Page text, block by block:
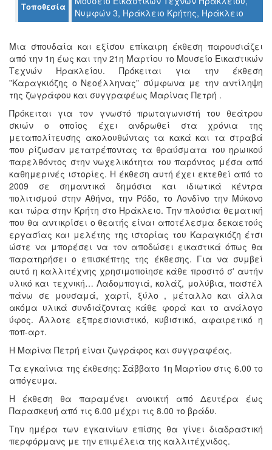
ΜΑΣ
ΔΗΜΟΣ
ΑΝΘΕΚΤΙΚΗ
ΠΟΛΗ
Τοποθεσία
Νυμφών 3, Ηράκλειο Κρήτης, Ηράκλειο
Μια σπουδαία και εξίσου επίκαιρη έκθεση παρουσιάζει
από την 1η έως και την 21η Μαρτίου το Μουσείο Εικαστικών
Τεχνών Ηρακλείου. Πρόκειται για την έκθεση
”Καραγκιόζης ο Νεοέλληνας” σύμφωνα με την αντίληψη
της ζωγράφου και συγγραφέως Μαρίνας Πετρή .
Πρόκειται για τον γνωστό πρωταγωνιστή του θεάτρου
σκιών ο οποίος έχει ανδρωθεί στα χρόνια της
μεταπολίτευσης ακολουθώντας τα κακά και τα στραβά
που ρίζωσαν μετατρέποντας τα θραύσματα του ηρωικού
παρελθόντος στην νωχελικότητα του παρόντος μέσα από
καθημερινές ιστορίες. Η έκθεση αυτή έχει εκτεθεί από το
2009 σε σημαντικά δημόσια και ιδιωτικά κέντρα
πολιτισμού στην Αθήνα, την Ρόδο, το Λονδίνο την Μύκονο
και τώρα στην Κρήτη στο Ηράκλειο. Την πλούσια θεματική
που θα αντικρίσει ο θεατής είναι αποτέλεσμα δεκαετούς
εργασίας και μελέτης της ιστορίας του Καραγκιόζη έτσι
ώστε να μπορέσει να τον αποδώσει εικαστικά όπως θα
παρατηρήσει ο επισκέπτης της έκθεσης. Για να συμβεί
αυτό η καλλιτέχνης χρησιμοποίησε κάθε προσιτό σʼ αυτήν
υλικό και τεχνική… Λαδομπογιά, κολάζ, μολύβια, παστέλ
πάνω σε μουσαμά, χαρτί, ξύλο , μέταλλο και άλλα
ακόμα υλικά συνδιάζοντας κάθε φορά και το ανάλογο
ύφος. Άλλοτε εξπρεσιονιστικό, κυβιστικό, αφαιρετικό η
ποπ-αρτ.
Η Μαρίνα Πετρή είναι ζωγράφος και συγγραφέας.
Τα εγκαίνια της έκθεσης: Σάββατο 1η Μαρτίου στις 6.00 το
απόγευμα.
Η έκθεση θα παραμένει ανοικτή από Δευτέρα έως
Παρασκευή από τις 6.00 μέχρι τις 8.00 το βράδυ.
Την ημέρα των εγκαινίων επίσης θα γίνει διαδραστική
περφόρμανς με την επιμέλεια της καλλιτέχνιδος.